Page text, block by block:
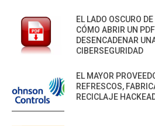
EL LADO OSCURO
CÓMO ABRIR UN
DESENCADENAR
CIBERSEGURIDAD
EL MAYOR
REFRESCOS,
RECICLAJE